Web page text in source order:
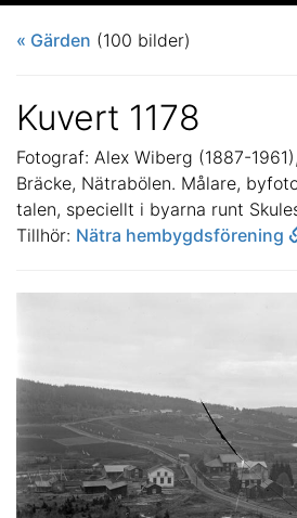
« Gärden (100 bilder)
Kuvert 1178
Fotograf: Alex Wiberg (1887-1961),
Bräcke, Nätrabölen. Målare,
talen, speciellt i byarna runt
Tillhör: Nätra hembygdsförening